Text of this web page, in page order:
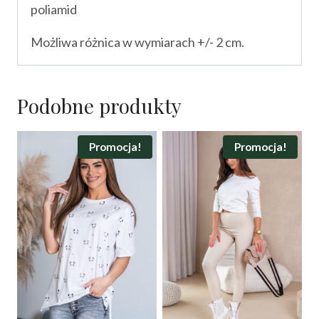
poliamid
Możliwa różnica w wymiarach +/- 2 cm.
Podobne produkty
Promocja! Promocja!